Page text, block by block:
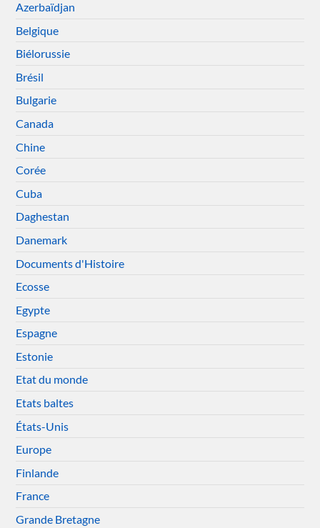
Azerbaïdjan
Belgique
Biélorussie
Brésil
Bulgarie
Canada
Chine
Corée
Cuba
Daghestan
Danemark
Documents d'Histoire
Ecosse
Egypte
Espagne
Estonie
Etat du monde
Etats baltes
États-Unis
Europe
Finlande
France
Grande Bretagne